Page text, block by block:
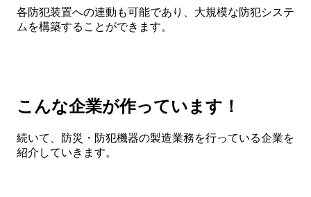
各防犯装置への連動も可能であり、大規模な防犯システ
ムを構築することができます。
こんな企業が作っています！
続いて、防災・防犯機器の製造業務を行っている企業を
紹介していきます。